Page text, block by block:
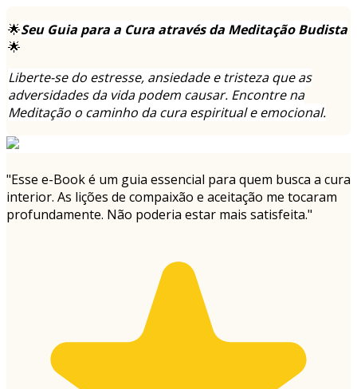
🌟Seu Guia para a Cura através da Meditação Budista
🌟
Liberte-se do estresse, ansiedade e tristeza que as
adversidades da vida podem causar. Encontre na
Meditação o caminho da cura espiritual e emocional.
"Esse e-Book é um guia essencial para quem busca a cura
interior. As lições de compaixão e aceitação me tocaram
profundamente. Não poderia estar mais satisfeita."